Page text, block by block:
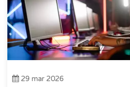
29 mar 2026